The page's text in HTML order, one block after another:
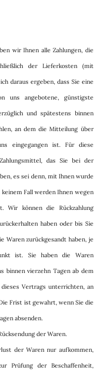
wir Ihnen alle Zahlungen, die
der Lieferkosten (mit
daraus ergeben, dass Sie eine
uns angebotene, günstigste
und spätestens binnen
an dem die Mitteilung über
eingegangen ist. Für diese
das Sie bei der
es sei denn, mit Ihnen wurde
Fall werden Ihnen wegen
Wir können die Rückzahlung
haben oder bis Sie
Waren zurückgesandt haben, je
ist. Sie haben die Waren
binnen vierzehn Tagen ab dem
Vertrags unterrichten, an
Frist ist gewahrt, wenn Sie die
absenden.
der Waren.
der Waren nur aufkommen,
Prüfung der Beschaffenheit,